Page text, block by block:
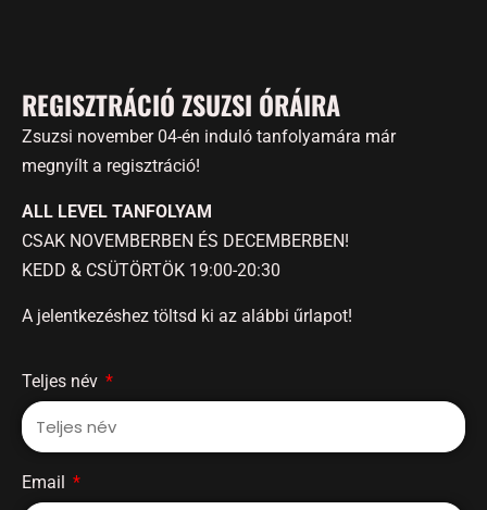
REGISZTRÁCIÓ ZSUZSI ÓRÁIRA
Zsuzsi november 04-én induló tanfolyamára már
megnyílt a regisztráció!
ALL LEVEL TANFOLYAM
CSAK NOVEMBERBEN ÉS DECEMBERBEN!
KEDD & CSÜTÖRTÖK 19:00-20:30
A jelentkezéshez töltsd ki az alábbi űrlapot!
Teljes név
Email